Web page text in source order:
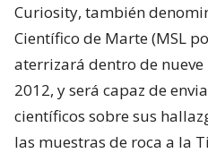
Curiosity, también
Científico de Marte (MSL
aterrizará dentro de nueve
2012, y será capaz de
científicos sobre sus
las muestras de roca a la